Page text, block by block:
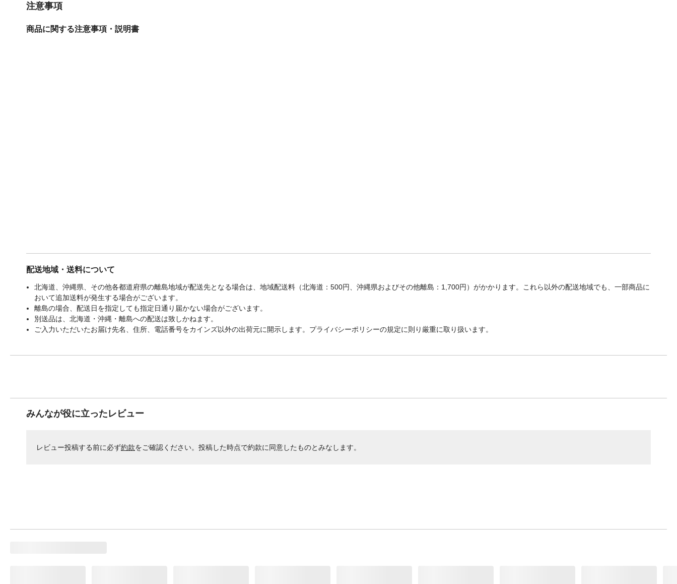
注意事項
商品に関する注意事項・説明書
配送地域・送料について
北海道、沖縄県、その他各都道府県の離島地域が配送先となる場合は、地域配送料（北海道：500円、沖縄県およびその他離島：1,700円）がかかります。これら以外の配送地域でも、一部商品に
おいて追加送料が発生する場合がございます。
離島の場合、配送日を指定しても指定日通り届かない場合がございます。
別送品は、北海道・沖縄・離島への配送は致しかねます。
ご入力いただいたお届け先名、住所、電話番号をカインズ以外の出荷元に開示します。プライバシーポリシーの規定に則り厳重に取り扱います。
みんなが役に立ったレビュー
レビュー投稿する前に必ず約款をご確認ください。投稿した時点で約款に同意したものとみなします。